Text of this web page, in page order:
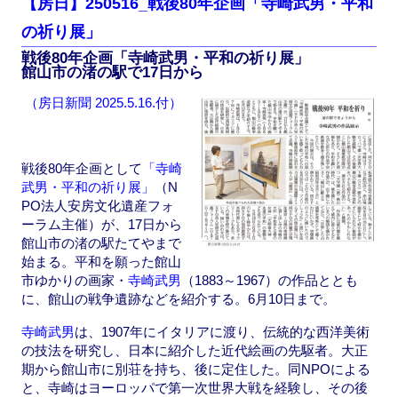
e
b
o
o
o
d
o
n
【房日】250516_戦後80年企画「寺崎武男・平和
の祈り展」
戦後80年企画「寺崎武男・平和の祈り展」
館山市の渚の駅で17日から
（房日新聞 2025.5.16.付）
戦後80年企画として
「寺崎
武男・平和の祈り展」
（N
PO法人安房文化遺産フォ
ーラム主催）が、17日から
館山市の渚の駅たてやまで
始まる。平和を願った館山
市ゆかりの画家・ 寺崎武男
（1883～1967）の作品ととも
に、館山の戦争遺跡などを紹介する。6月10日まで。
寺崎武男は、1907年にイタリアに渡り、伝統的な西洋美術
の技法を研究し、日本に紹介した近代絵画の先駆者。大正
期から館山市に別荘を持ち、後に定住した。同NPOによる
と、寺崎はヨーロッパで第一次世界大戦を経験し、その後